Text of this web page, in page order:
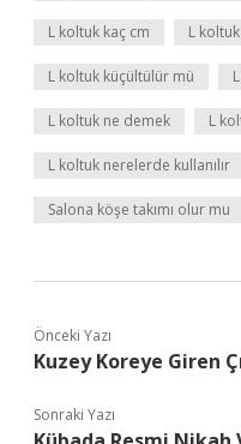
L koltuk kaç cm L
L koltuk küçültülür mü
L koltuk ne demek L
L koltuk nerelerde kullanılır
Salona köşe takımı olur mu
Önceki Yazı
Kuzey Koreye Giren
Sonraki Yazı